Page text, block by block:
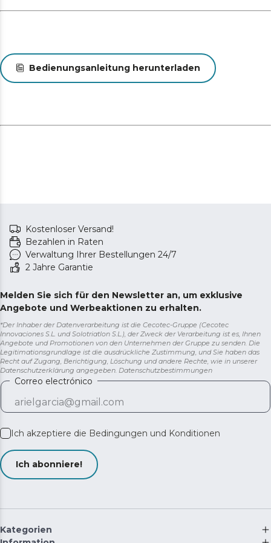
Bedienungsanleitung herunterladen
Kostenloser Versand!
Bezahlen in Raten
Verwaltung Ihrer Bestellungen 24/7
2 Jahre Garantie
Melden Sie sich für den Newsletter an, um exklusive
Angebote und Werbeaktionen zu erhalten.
*Der Inhaber der Datenverarbeitung ist die Cecotec-Gruppe (Cecotec
Innovaciones S.L. und Solotriatlon S.L.), der Zweck der Verarbeitung ist es, Ihnen
Angebote und Promotionen von den Unternehmen der Gruppe zu senden. Die
Legitimationsgrundlage ist die ausdrückliche Zustimmung, und Sie haben das
Recht auf Zugang, Berichtigung, Löschung und andere Rechte, wie in unserer
Datenschutzerklärung angegeben. Datenschutzbestimmungen
Correo electrónico
Ich akzeptiere die Bedingungen und Konditionen
Ich abonniere!
Kategorien